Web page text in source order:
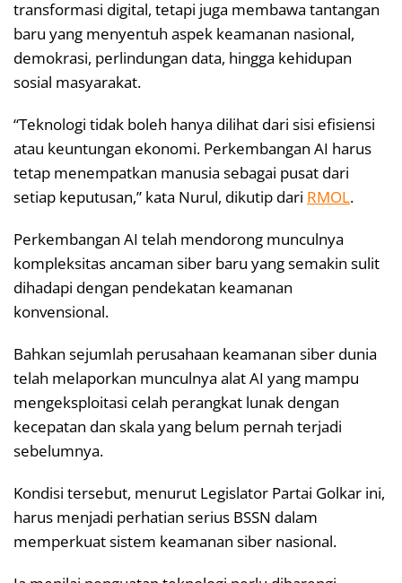
transformasi digital, tetapi juga membawa tantangan
baru yang menyentuh aspek keamanan nasional,
demokrasi, perlindungan data, hingga kehidupan
sosial masyarakat.
“Teknologi tidak boleh hanya dilihat dari sisi efisiensi
atau keuntungan ekonomi. Perkembangan AI harus
tetap menempatkan manusia sebagai pusat dari
setiap keputusan,” kata Nurul, dikutip dari RMOL.
Perkembangan AI telah mendorong munculnya
kompleksitas ancaman siber baru yang semakin sulit
dihadapi dengan pendekatan keamanan
konvensional.
Bahkan sejumlah perusahaan keamanan siber dunia
telah melaporkan munculnya alat AI yang mampu
mengeksploitasi celah perangkat lunak dengan
kecepatan dan skala yang belum pernah terjadi
sebelumnya.
Kondisi tersebut, menurut Legislator Partai Golkar ini,
harus menjadi perhatian serius BSSN dalam
memperkuat sistem keamanan siber nasional.